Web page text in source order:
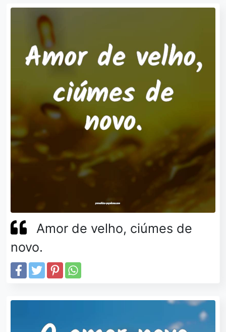
Amor de velho, ciúmes de
novo.